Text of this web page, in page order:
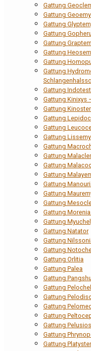
Gattung
Gattung
Gattung
Gattung
Gattung
Gattung
Gattung
Gattung
Gattung
Gattung Kinixys
Gattung
Gattung
Gattung
Gattung
Gattung
Gattung
Gattung
Gattung
Gattung
Gattung
Gattung
Gattung
Gattung
Gattung Natator
Gattung
Gattung
Gattung Orlitia
Gattung Palea
Gattung
Gattung
Gattung
Gattung
Gattung
Gattung
Gattung
Gattung